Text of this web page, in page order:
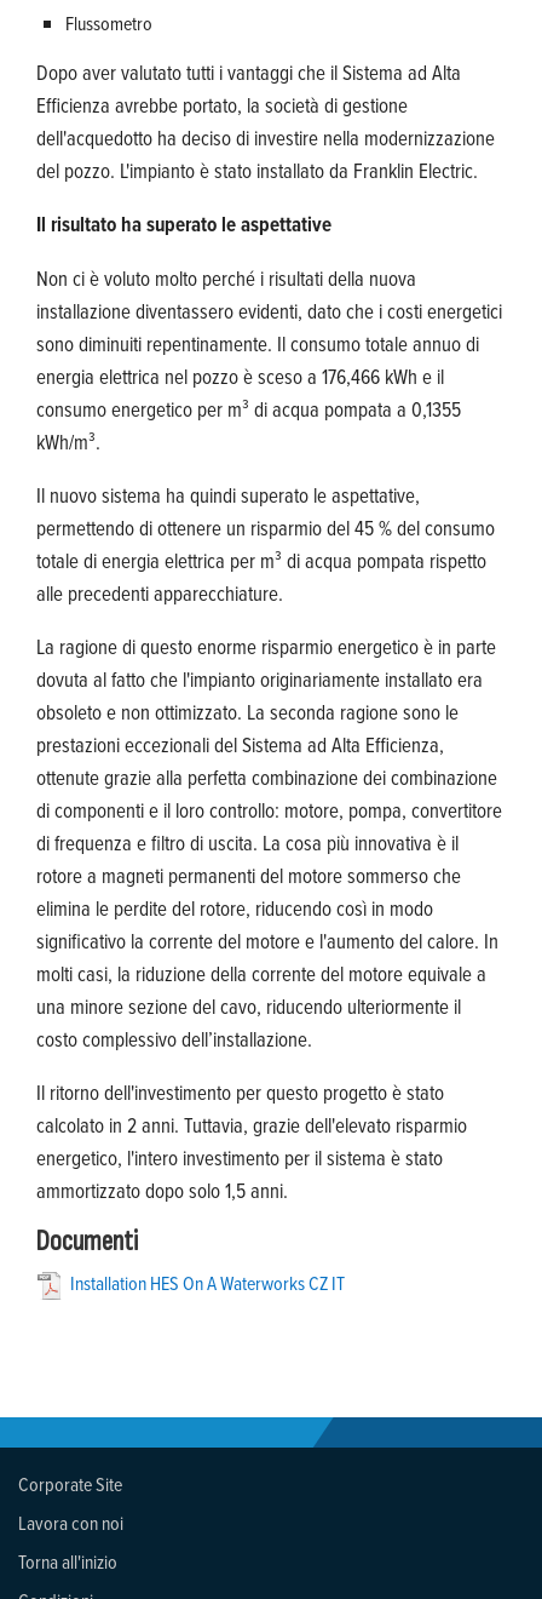
Flussometro
Dopo aver valutato tutti i vantaggi che il Sistema ad Alta
Efficienza avrebbe portato, la società di gestione
dell'acquedotto ha deciso di investire nella modernizzazione
del pozzo. L'impianto è stato installato da Franklin Electric.
Il risultato ha superato le aspettative
Non ci è voluto molto perché i risultati della nuova
installazione diventassero evidenti, dato che i costi energetici
sono diminuiti repentinamente. Il consumo totale annuo di
energia elettrica nel pozzo è sceso a 176,466 kWh e il
consumo energetico per m³ di acqua pompata a 0,1355
kWh/m³.
Il nuovo sistema ha quindi superato le aspettative,
permettendo di ottenere un risparmio del 45 % del consumo
totale di energia elettrica per m³ di acqua pompata rispetto
alle precedenti apparecchiature.
La ragione di questo enorme risparmio energetico è in parte
dovuta al fatto che l'impianto originariamente installato era
obsoleto e non ottimizzato. La seconda ragione sono le
prestazioni eccezionali del Sistema ad Alta Efficienza,
ottenute grazie alla perfetta combinazione dei combinazione
di componenti e il loro controllo: motore, pompa, convertitore
di frequenza e filtro di uscita. La cosa più innovativa è il
rotore a magneti permanenti del motore sommerso che
elimina le perdite del rotore, riducendo così in modo
significativo la corrente del motore e l'aumento del calore. In
molti casi, la riduzione della corrente del motore equivale a
una minore sezione del cavo, riducendo ulteriormente il
costo complessivo dell’installazione.
Il ritorno dell'investimento per questo progetto è stato
calcolato in 2 anni. Tuttavia, grazie dell'elevato risparmio
energetico, l'intero investimento per il sistema è stato
ammortizzato dopo solo 1,5 anni.
Documenti
Installation HES On A Waterworks CZ IT
Corporate Site
Lavora con noi
Torna all'inizio